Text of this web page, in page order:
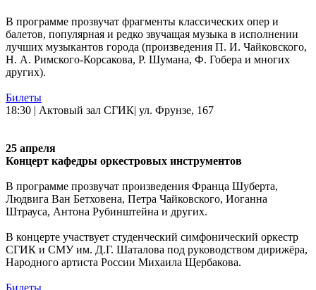
В программе прозвучат фрагменты классических опер и
балетов, популярная и редко звучащая музыка в исполнении
лучших музыкантов города (произведения П. И. Чайковского,
Н. А. Римского-Корсакова, Р. Шумана, Ф. Гобера и многих
других).
Билеты
18:30 | Актовый зал СГИК| ул. Фрунзе, 167
25 апреля
Концерт кафедры оркестровых инструментов
В программе прозвучат произведения Франца Шуберта,
Людвига Ван Бетховена, Петра Чайковского, Иоганна
Штрауса, Антона Рубинштейна и других.
В концерте участвует студенческий симфонический оркестр
СГИК и СМУ им. Д.Г. Шаталова под руководством дирижёра,
Народного артиста России Михаила Щербакова.
Билеты